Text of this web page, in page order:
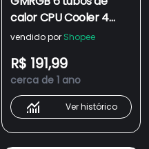
calor CPU Cooler 4
pinos PWM RGB PC
1700/1200/1150/1151/
3 ventiladores com
controlador Resfriador
de CPU a ar TDP150w
GMF-603
vendido por Shopee
R$ 191,99
cerca de 1 ano
Ver histórico